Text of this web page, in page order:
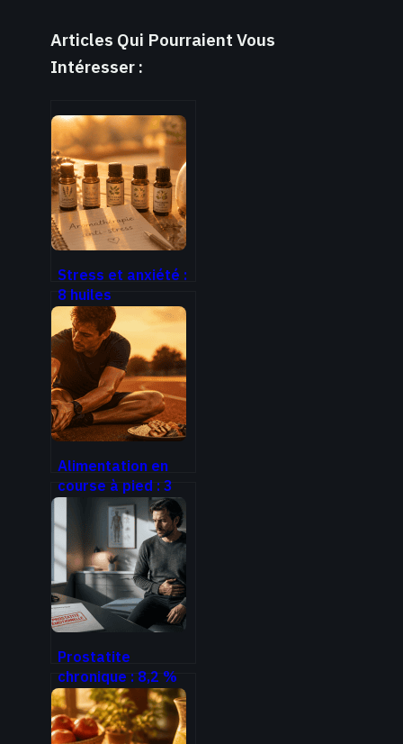
Articles Qui Pourraient Vous
Intéresser :
Stress et anxiété :
8 huiles
essentielles pour
retrouver votre
sérénité au
quotidien
Alimentation en
course à pied : 3
règles d’or pour
booster votre
énergie et éviter
les troubles
digestifs
Prostatite
chronique : 8,2 %
des hommes
touchés et 3
leviers pour briser